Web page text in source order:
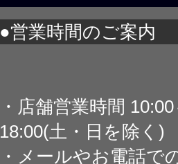
●営業時間のご案内
・店舗営業時間
18:00(土・日を除く)
・メールやお電話で